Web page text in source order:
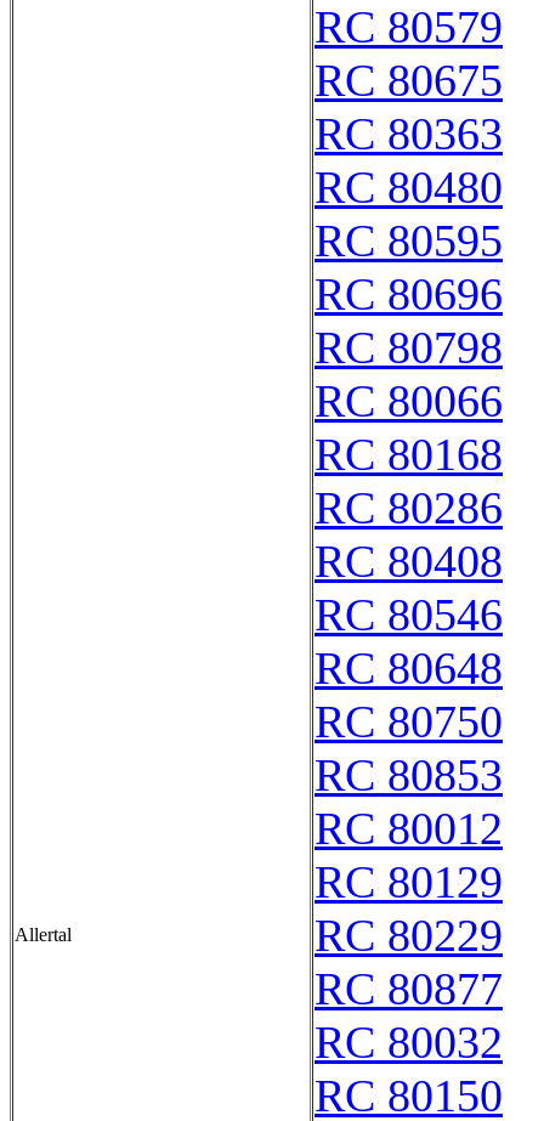
Allertal
RC 80579
RC 80675
RC 80363
RC 80480
RC 80595
RC 80696
RC 80798
RC 80066
RC 80168
RC 80286
RC 80408
RC 80546
RC 80648
RC 80750
RC 80853
RC 80012
RC 80129
RC 80229
RC 80877
RC 80032
RC 80150